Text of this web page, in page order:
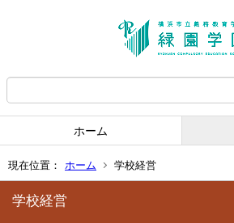
ホーム
現在位置： ホーム 学校経営
学校経営